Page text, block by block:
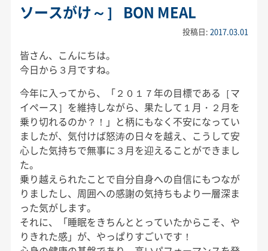
ソースがけ～］ BON MEAL
投稿日:2017.03.01
皆さん、こんにちは。
今日から３月ですね。
今年に入ってから、「２０１７年の目標である［マ
イペース］を維持しながら、果たして１月・２月を
乗り切れるのか？！」と柄にもなく不安になってい
ましたが、気付けば怒涛の日々を越え、こうして安
心した気持ちで無事に３月を迎えることができまし
た。
乗り越えられたことで自分自身への自信にもつなが
りましたし、周囲への感謝の気持ちもより一層深ま
った気がします。
それに、「睡眠をきちんととっていたからこそ、や
りきれた感」が、やっぱりすごいです！